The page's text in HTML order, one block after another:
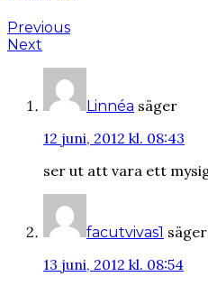
Previous
Next
Linnéa säger
12 juni, 2012 kl. 08:43
ser ut att vara ett
facutvivas1 säger
13 juni, 2012 kl. 08:54